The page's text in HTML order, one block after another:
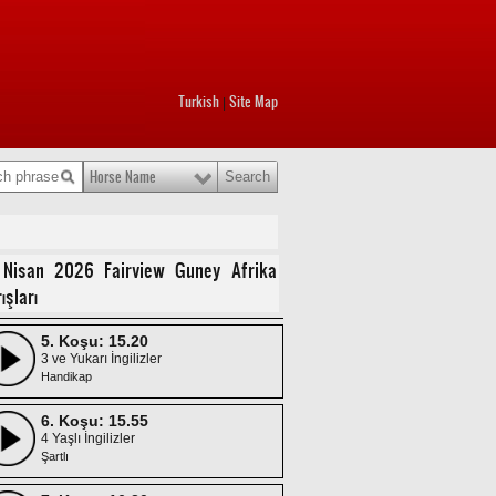
Turkish Site Map
Horse Name
2026 Fairview Guney Afrika
3. Koşu: 14.10
4. Koşu: 14.45
4 Yaşlı İngilizler
5. Koşu: 15.20
3 ve Yukarı İngilizler
Handikap
6. Koşu: 15.55
4 Yaşlı İngilizler
Şartlı